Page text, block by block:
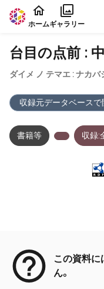
本文に飛ぶ
ホームギャラリー
台目の点前 :
ダイメ ノ テマエ : ナカ
収録元データベースで
書籍等 収録:
この資料
ん。